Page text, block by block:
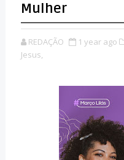
Mulher
REDAÇÃO 1 year ago
Jesus,